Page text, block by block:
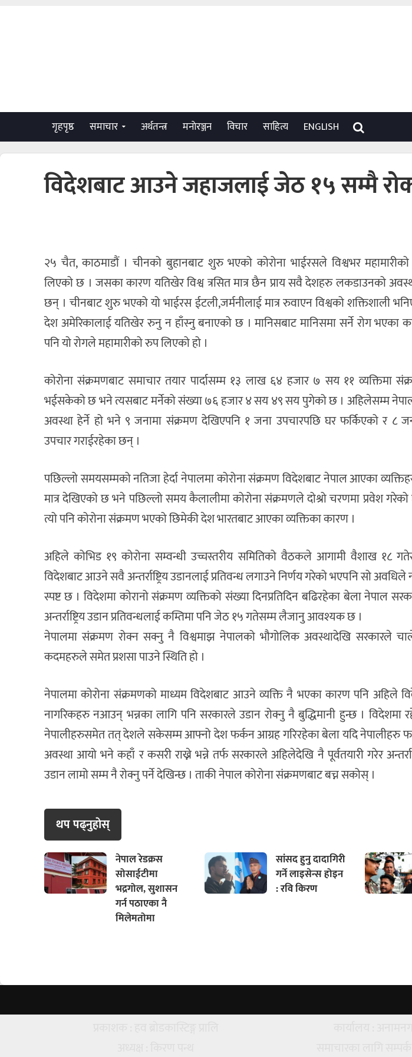
गृहपृष्ठ समाचार अर्थतन्त्र मनाेरञ्जन विचार साहित्य ENGLISH
विदेशबाट आउने जहाजलाई जेठ १५ सम्मै
२५ चैत, काठमाडौं । चीनको बुहानबाट शुरु भएको कोरोना भाईरसले विश्वभर
लिएको छ । जसका कारण यतिखेर विश्व त्रसित मात्र छैन प्राय सवै देशहरु लकडाउनको
छन् । चीनबाट शुरु भएको यो भाईरस ईटली,जर्मनीलाई मात्र रुवाएन विश्वको शक्तिशाली
देश अमेरिकालाई यतिखेर रुनु न हाँस्नु बनाएको छ । मानिसबाट मानिसमा सर्ने रोग भएका
पनि यो रोगले महामारीको रुप लिएको हो ।
कोरोना संक्रमणबाट समाचार तयार पार्दासम्म १३ लाख ६४ हजार ७ सय ११ व्यक्तिमा
भईसकेको छ भने त्यसबाट मर्नेको संख्या ७६ हजार ४ सय ४९ सय पुगेको छ । अहिलेसम्म
अवस्था हेर्ने हो भने ९ जनामा संक्रमण देखिएपनि १ जना उपचारपछि घर फर्किएको र ८
उपचार गराईरहेका छन् ।
पछिल्लो समयसम्मको नतिजा हेर्दा नेपालमा कोरोना संक्रमण विदेशबाट नेपाल आएका
मात्र देखिएको छ भने पछिल्लो समय कैलालीमा कोरोना संक्रमणले दोश्रो चरणमा प्रवेश
त्यो पनि कोरोना संक्रमण भएको छिमेकी देश भारतबाट आएका व्यक्तिका कारण ।
अहिले कोभिड १९ कोरोना सम्वन्धी उच्चस्तरीय समितिको वैठकले आगामी वैशाख १८
विदेशबाट आउने सवै अन्तर्राष्ट्रिय उडानलाई प्रतिवन्ध लगाउने निर्णय गरेको भएपनि सो अवधिले
स्पष्ट छ । विदेशमा कोरानो संक्रमण व्यक्तिको संख्या दिनप्रतिदिन बढिरहेका बेला नेपाल
अन्तर्राष्ट्रिय उडान प्रतिवन्धलाई कम्तिमा पनि जेठ १५ गतेसम्म लैजानु आवश्यक छ ।
नेपालमा संक्रमण रोक्न सक्नु नै विश्वमाझ नेपालको भौगोलिक अवस्थादेखि सरकारले
कदमहरुले समेत प्रशसा पाउने स्थिति हो ।
नेपालमा कोरोना संक्रमणको माध्यम विदेशबाट आउने व्यक्ति नै भएका कारण पनि अहिले
नागरिकहरु नआउन् भन्नका लागि पनि सरकारले उडान रोक्नु नै बुद्धिमानी हुन्छ । विदेशमा
नेपालीहरुसमेत तत् देशले सकेसम्म आफ्नो देश फर्कन आग्रह गरिरहेका बेला यदि नेपालीहरु
अवस्था आयो भने कहाँ र कसरी राख्ने भन्ने तर्फ सरकारले अहिलेदेखि नै पूर्वतयारी गरेर
उडान लामो सम्म नै रोक्नु पर्ने देखिन्छ । ताकी नेपाल कोरोना संक्रमणबाट बच्न सकोस् ।
थप पढ्नुहाेस्
नेपाल रेडक्रस
सोसाईटीमा
भद्रगोल, सुशासन
गर्न पठाएका नै
मिलेमतोमा
सांसद हुनु दादागिरी
गर्ने लाइसेन्स होइन
: रवि किरण